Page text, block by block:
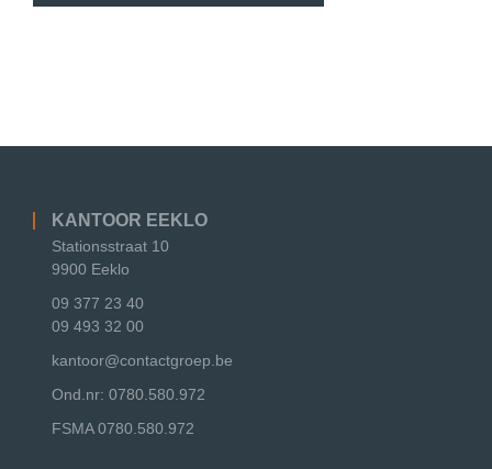
KANTOOR EEKLO
Stationsstraat 10
9900 Eeklo
09 377 23 40
09 493 32 00
kantoor@contactgroep.be
Ond.nr: 0780.580.972
FSMA0780.580.972